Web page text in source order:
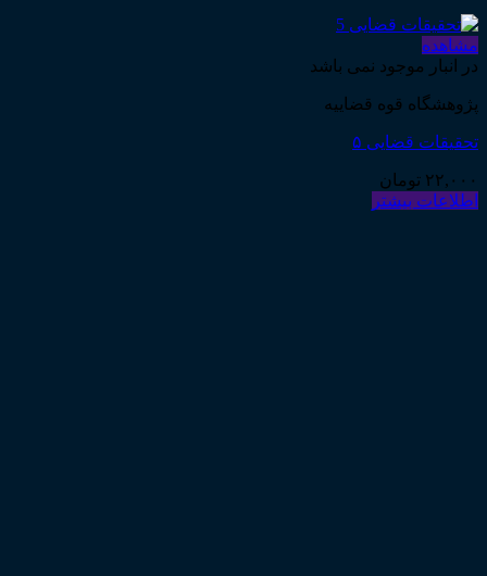
مشاهده
در انبار موجود نمی باشد
پژوهشگاه قوه قضاییه
تحقیقات قضایی ۵
۲۲,۰۰۰ تومان
اطلاعات بیشتر